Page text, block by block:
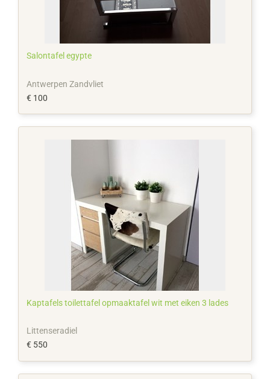
Salontafel egypte
Antwerpen Zandvliet
€ 100
Kaptafels toilettafel opmaaktafel wit met eiken 3 lades
Littenseradiel
€ 550